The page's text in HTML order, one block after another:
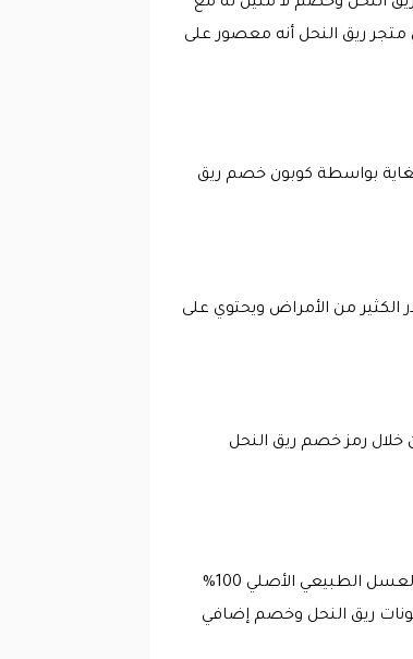
متجر ريق النحل أنه معصور على
بواسطة كوبون خصم ريق
من الأمراض ويحتوي على
خلال رمز خصم ريق النحل
يوجد فوائدة عديدة لعسل النحل الطبيعي للبشرة، وتعتمد منتجات العناية التي توفرها شركة ريق النحل بشكل أساسي على العسل الطبيعي الأصلي 100%
ريق النحل وخصم إضافي